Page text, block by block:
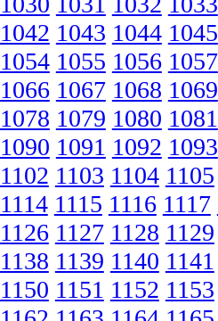
1042 1043 1044 1045
1054 1055 1056 1057
1066 1067 1068 1069
1078 1079 1080 1081
1090 1091 1092 1093
1102 1103 1104 1105
1114 1115 1116 1117
1126 1127 1128 1129
1138 1139 1140 1141
1150 1151 1152 1153